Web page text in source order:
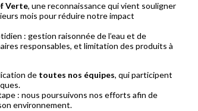
Verte, une reconnaissance qui vient souligner
mois pour réduire notre impact
: gestion raisonnée de l’eau et de
responsables, et limitation des produits à
de toutes nos équipes, qui participent
: nous poursuivons nos efforts afin de
environnement.